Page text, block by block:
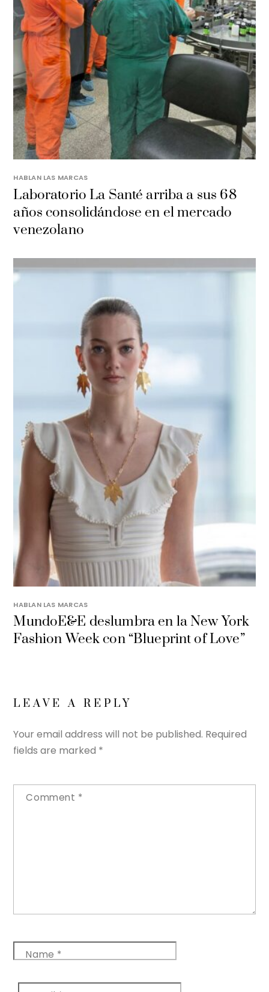
HABLAN LAS MARCAS
Laboratorio La Santé arriba a sus 68
años consolidándose en el mercado
venezolano
HABLAN LAS MARCAS
MundoE&E deslumbra en la New York
Fashion Week con “Blueprint of Love”
LEAVE A REPLY
Your email address will not be published. Required
fields are marked *
Comment *
Name *